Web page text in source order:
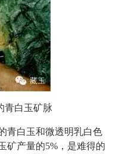
青白玉矿脉
白玉和微透明乳白色
矿产量的5%，是难得的